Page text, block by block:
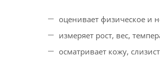
оценивает физическое и
измеряет рост, вес,
осматривает кожу,